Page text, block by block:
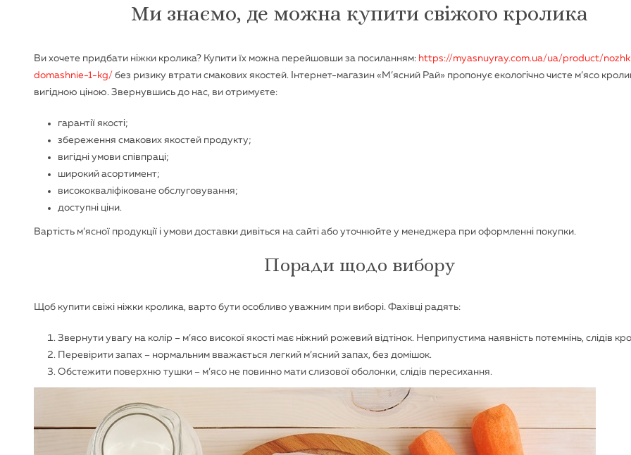
Ми знаємо, де можна купити свіжого кролика
Ви хочете придбати ніжки кролика? Купити їх можна перейшовши за посиланням: https://myasnuyray.com.ua/ua/product/
domashnie-1-kg/ без ризику втрати смакових якостей. Інтернет-магазин «М’ясний Рай» пропонує екологічно чисте м’ясо
вигідною ціною. Звернувшись до нас, ви отримуєте:
гарантії якості;
збереження смакових якостей продукту;
вигідні умови співпраці;
широкий асортимент;
висококваліфіковане обслуговування;
доступні ціни.
Вартість м’ясної продукції і умови доставки дивіться на сайті або уточнюйте у менеджера при оформленні покупки.
Поради щодо вибору
Щоб купити свіжі ніжки кролика, варто бути особливо уважним при виборі. Фахівці радять:
Звернути увагу на колір – м’ясо високої якості має ніжний рожевий відтінок. Неприпустима наявність потемнінь, слідів
Перевірити запах – нормальним вважається легкий м’ясний запах, без домішок.
Обстежити поверхню тушки – м’ясо не повинно мати слизової оболонки, слідів пересихання.